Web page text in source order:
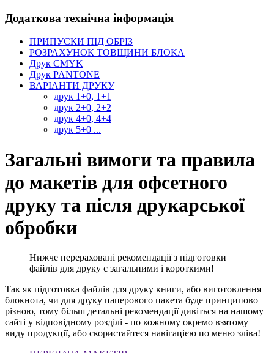
Додаткова технічна інформація
ПРИПУСКИ ПІД ОБРІЗ
РОЗРАХУНОК ТОВЩИНИ БЛОКА
Друк CMYK
Друк PANTONE
ВАРІАНТИ ДРУКУ
друк 1+0, 1+1
друк 2+0, 2+2
друк 4+0, 4+4
друк 5+0 ...
Загальні вимоги та правила
до макетів для офсетного
друку та після друкарської
обробки
Нижче перераховані рекомендації з підготовки
файлів для друку є загальними і короткими!
Так як підготовка файлів для друку книги, або виготовлення
блокнота, чи для друку паперового пакета буде принципово
різною, тому більш детальні рекомендації дивіться на нашому
сайті у відповідному розділі - по кожному окремо взятому
виду продукції, або скористайтеся навігацією по меню зліва!